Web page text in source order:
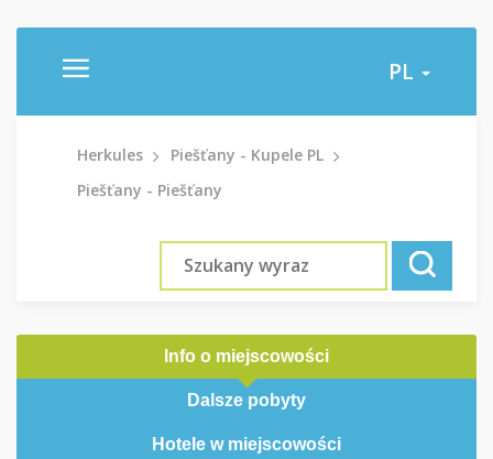
PL
Herkules
Piešťany - Kupele PL
Piešťany - Piešťany
Info o miejscowości
Dalsze pobyty
Hotele w miejscowości